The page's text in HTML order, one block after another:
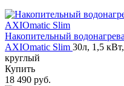
Накопительный
AXIOmatic Slim 30л, 1,5
круглый
Купить
18 490 руб.